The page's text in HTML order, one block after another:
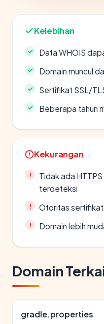
Kelebihan
Data WHOIS
Domain muncul
Sertifikat SSL/
Beberapa tahun
Kekurangan
Tidak ada
terdeteksi
Otoritas sertifikat
Domain lebih
Domain
gradle.properties